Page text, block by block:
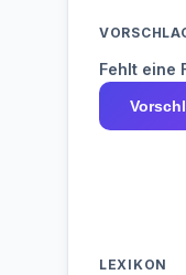
Fehlt eine
LEXIKON